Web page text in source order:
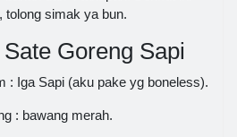
tolong simak ya bun.
Goreng Sapi
: Iga Sapi (aku pake yg boneless).
: bawang merah.